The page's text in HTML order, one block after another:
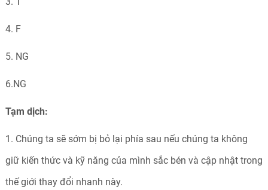
4. F
5. NG
6.NG
Tạm dịch:
1. Chúng ta sẽ sớm bị bỏ lại phía sau nếu chúng ta không
giữ kiến thức và kỹ năng của mình sắc bén và cập nhật trong
thế giới thay đổi nhanh này.